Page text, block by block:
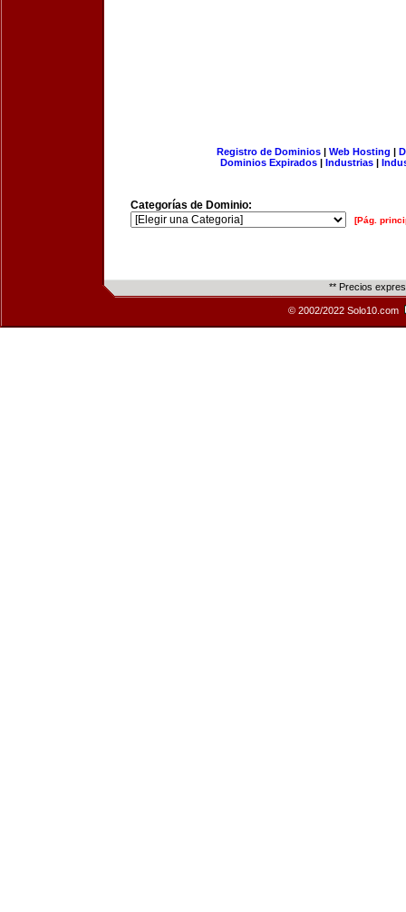
Registro de Dominios| Web Hosting |
Dominios Expirados | Industrias |
Categorías de Dominio:
[Pág.
** Precios
© 2002/2022 Solo10.com